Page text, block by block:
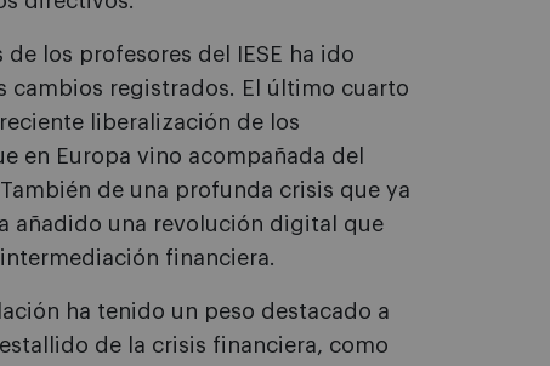
los profesores del IESE ha ido
cambios registrados. El último cuarto
liberalización de los
en Europa vino acompañada del
de una profunda crisis que ya
añadido una revolución digital que
financiera.
ha tenido un peso destacado a
de la crisis financiera, como